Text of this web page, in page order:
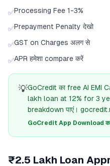
✅Processing Fee 1-3%
✅Prepayment Penalty देखो
✅GST on Charges अलग से
✅APR हमेशा compare करें
💡GoCredit का free AI EMI
lakh loan at 12% for 3
breakdown पाएं।
GoCredit App Download
₹2.5 Lakh Loan